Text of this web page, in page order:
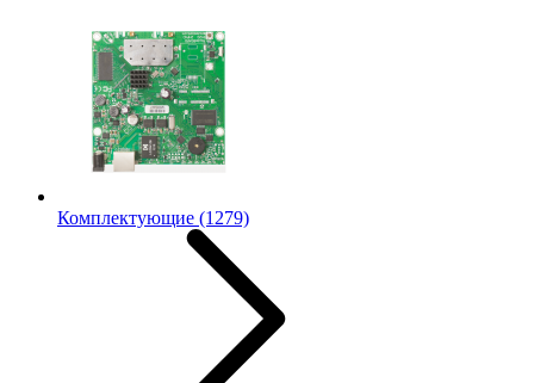
Комплектующие (1279)